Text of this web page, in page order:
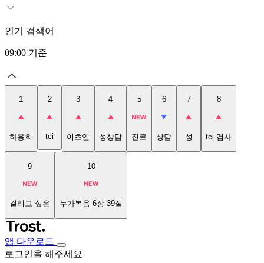
인기 검색어
09:00 기준
1
하용희
2
tci
3
이초연
4
성상담
5
진로
6
상담
7
성
8
tci 검사
9
걸리고 싶은
10
누가복음 6장 39절
앱 다운로드
로그인을 해주세요